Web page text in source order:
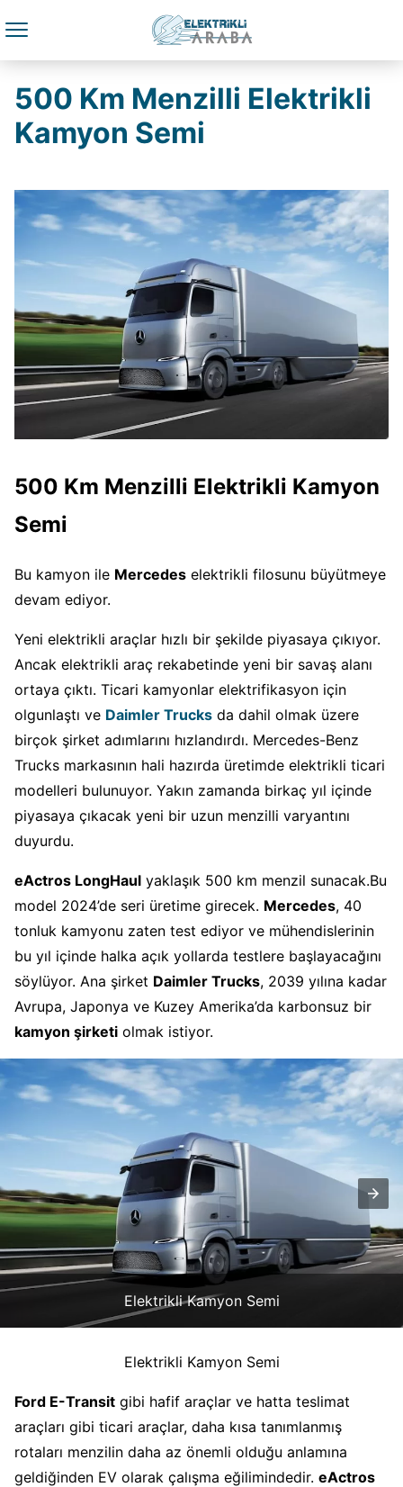
500 Km Menzilli Elektrikli
Kamyon Semi
500 Km Menzilli Elektrikli Kamyon
Semi
Bu kamyon ile Mercedes elektrikli filosunu büyütmeye
devam ediyor.
Yeni elektrikli araçlar hızlı bir şekilde piyasaya çıkıyor.
Ancak elektrikli araç rekabetinde yeni bir savaş alanı
ortaya çıktı. Ticari kamyonlar elektrifikasyon için
olgunlaştı ve Daimler Trucks da dahil olmak üzere
birçok şirket adımlarını hızlandırdı. Mercedes-Benz
Trucks markasının hali hazırda üretimde elektrikli ticari
modelleri bulunuyor. Yakın zamanda birkaç yıl içinde
piyasaya çıkacak yeni bir uzun menzilli varyantını
duyurdu.
eActros LongHaul yaklaşık 500 km menzil sunacak.Bu
model 2024’de seri üretime girecek. Mercedes, 40
tonluk kamyonu zaten test ediyor ve mühendislerinin
bu yıl içinde halka açık yollarda testlere başlayacağını
söylüyor. Ana şirket Daimler Trucks, 2039 yılına kadar
Avrupa, Japonya ve Kuzey Amerika’da karbonsuz bir
kamyon şirketi olmak istiyor.
Elektrikli Kamyon Semi
Elektrikli Kamyon Semi
Ford E-Transit gibi hafif araçlar ve hatta teslimat
araçları gibi ticari araçlar, daha kısa tanımlanmış
rotaları menzilin daha az önemli olduğu anlamına
geldiğinden EV olarak çalışma eğilimindedir. eActros